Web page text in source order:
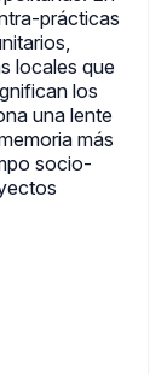
prácticas
locales que
los
una lente
más
socio-